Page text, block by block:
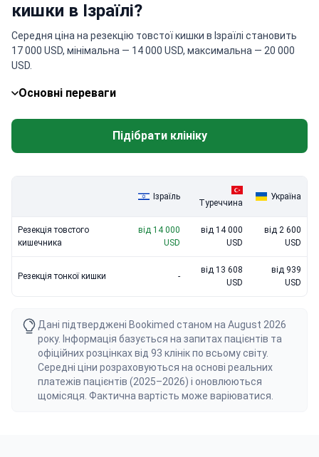
кишки в Ізраїлі?
Середня ціна на резекцію товстої кишки в Ізраїлі становить
17 000 USD, мінімальна — 14 000 USD, максимальна — 20 000
USD.
Основні переваги
Підібрати клініку
Ізраїль
Туреччина
Україна
Резекція товстого
кишечника
від 14 000
USD
від 14 000
USD
від 2 600
USD
Резекція тонкої кишки -
від 13 608
USD
від 939
USD
Дані підтверджені Bookimed станом на August 2026
року. Інформація базується на запитах пацієнтів та
офіційних розцінках від 93 клінік по всьому світу.
Середні ціни розраховуються на основі реальних
платежів пацієнтів (2025–2026) і оновлюються
щомісяця. Фактична вартість може варіюватися.